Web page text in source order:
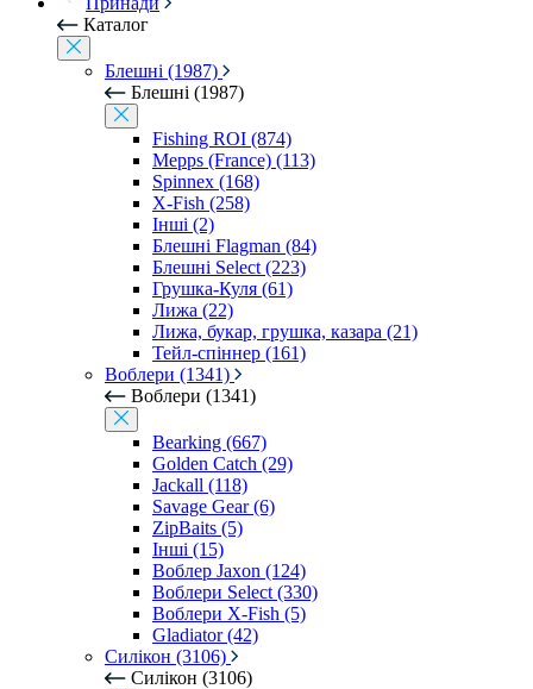
Каталог
Блешні (1987)
Блешні (1987)
Fishing ROI (874)
Mepps (France) (113)
Spinnex (168)
X-Fish (258)
Інші (2)
Блешні Flagman (84)
Блешні Select (223)
Грушка-Куля (61)
Лижа (22)
Лижа, букар, грушка, казара (21)
Тейл-спіннер (161)
Воблери (1341)
Воблери (1341)
Bearking (667)
Golden Catch (29)
Jackall (118)
Savage Gear (6)
ZipBaits (5)
Інші (15)
Воблер Jaxon (124)
Воблери Select (330)
Воблери X-Fish (5)
Gladiator (42)
Силікон (3106)
Силікон (3106)